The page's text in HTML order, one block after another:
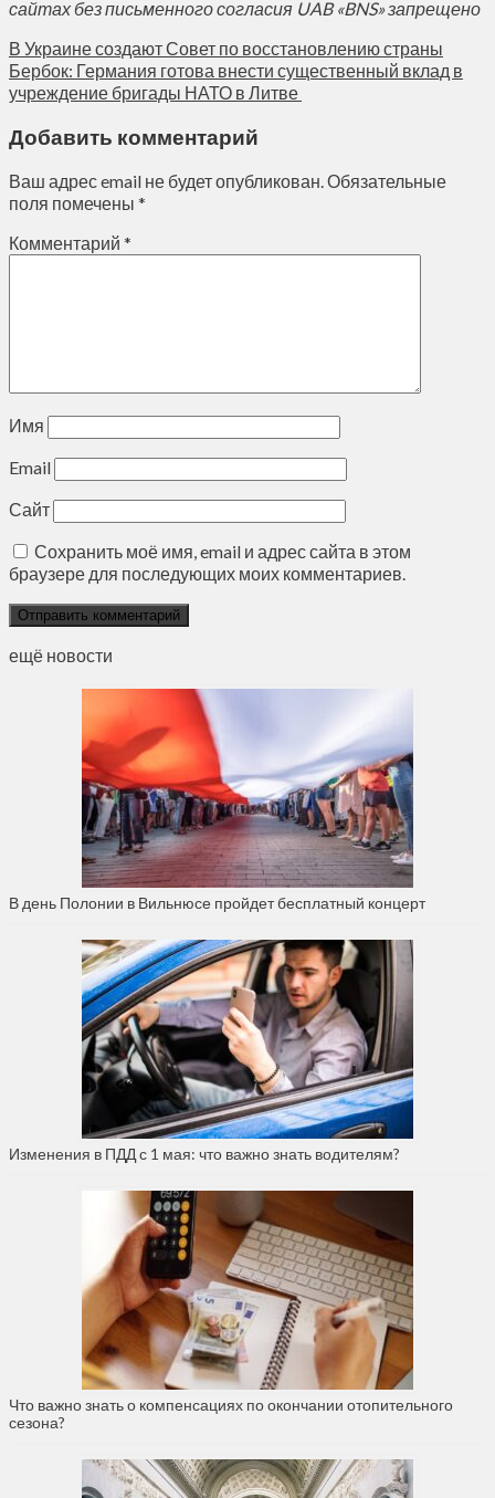
сайтах без письменного согласия UAB «BNS» запрещено
В Украине создают Совет по восстановлению страны
Бербок: Германия готова внести существенный вклад в
учреждение бригады НАТО в Литве
Добавить комментарий
Ваш адрес email не будет опубликован.Обязательные
поля помечены *
Комментарий *
Имя
Email
Сайт
Сохранить моё имя, email и адрес сайта в этом
браузере для последующих моих комментариев.
ещё новости
В день Полонии в Вильнюсе пройдет бесплатный концерт
Изменения в ПДД с 1 мая: что важно знать водителям?
Что важно знать о компенсациях по окончании отопительного
сезона?